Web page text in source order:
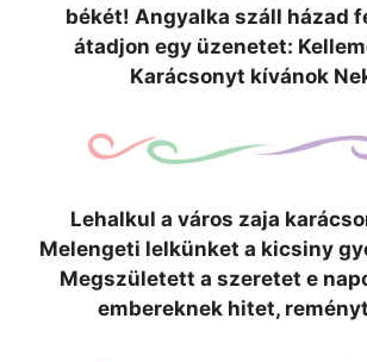
békét! Angyalka száll házad
átadjon egy üzenetet:
Karácsonyt kívánok
Lehalkul a város zaja
Melengeti lelkünket a kicsiny
Megszületett a szeretet e
embereknek hitet,